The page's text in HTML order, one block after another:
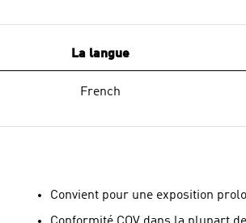
La langue
French
Convient pour une exposition